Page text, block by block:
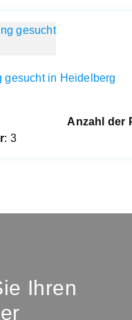
gesucht in Heidelberg
Anzahl der
: 3
Ihren